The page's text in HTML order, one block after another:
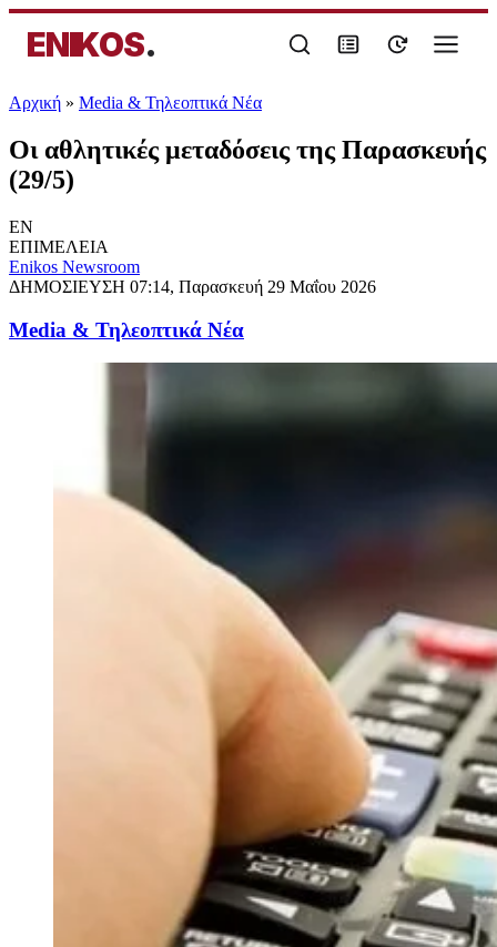
ENIKOS.
Αρχική » Media & Τηλεοπτικά Νέα
Οι αθλητικές μεταδόσεις της Παρασκευής
(29/5)
EN
ΕΠΙΜΕΛΕΙΑ
Enikos Newsroom
ΔΗΜΟΣΙΕΥΣΗ 07:14, Παρασκευή 29 Μαΐου 2026
Media & Τηλεοπτικά Νέα